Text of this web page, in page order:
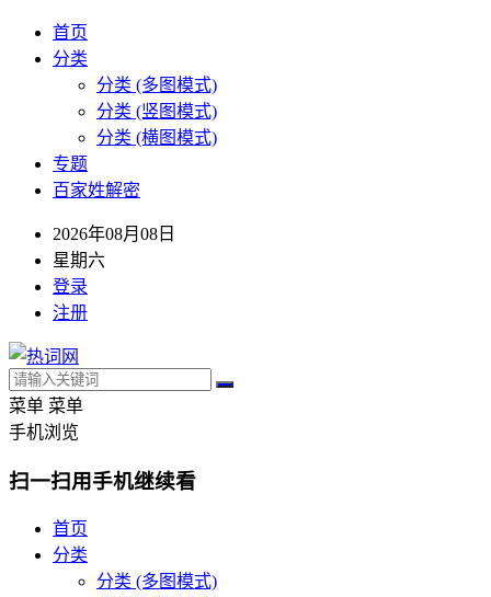
首页
分类
分类 (多图模式)
分类 (竖图模式)
分类 (横图模式)
专题
百家姓解密
2026年08月08日
星期六
登录
注册
菜单 菜单
手机浏览
扫一扫用手机继续看
首页
分类
分类 (多图模式)